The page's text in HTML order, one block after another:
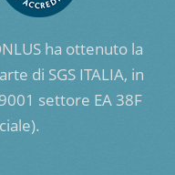
ha ottenuto la
di SGS ITALIA, in
settore EA 38F